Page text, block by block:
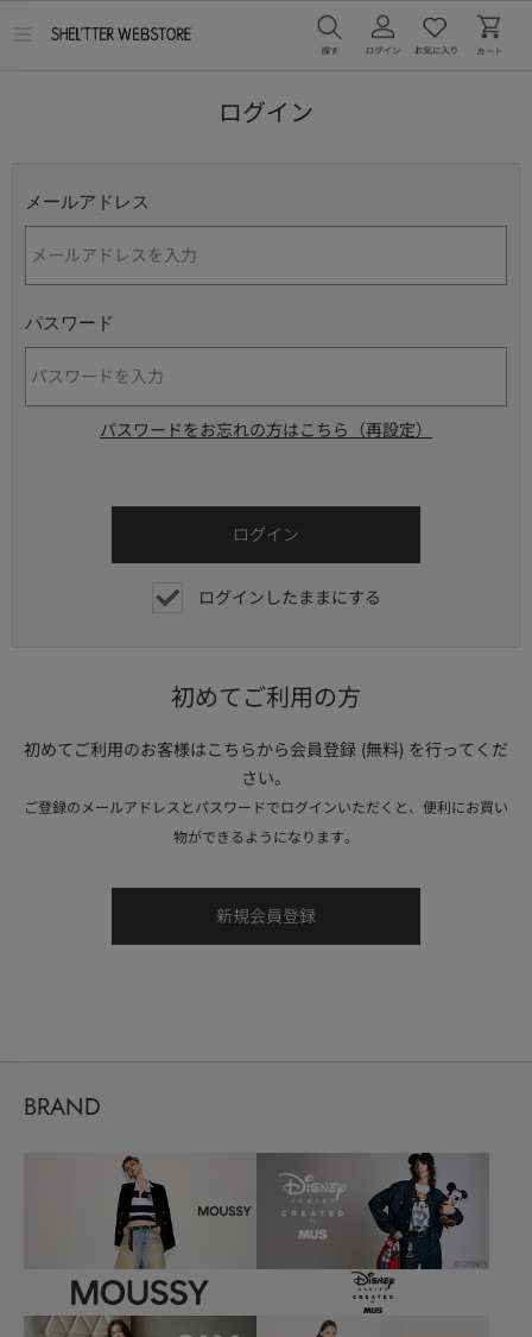
ログイン
メールアドレス
パスワード
パスワードをお忘れの方はこちら（再設定）
ログインしたままにする
初めてご利用の方
初めてご利用のお客様はこちらから会員登録 (無料) を行ってくだ
さい。
ご登録のメールアドレスとパスワードでログインいただくと、便利にお買い
物ができるようになります。
BRAND